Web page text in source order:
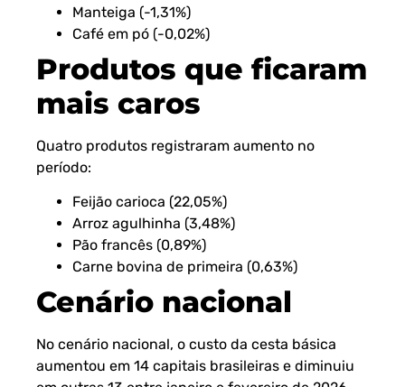
Manteiga (-1,31%)
Café em pó (-0,02%)
Produtos que ficaram
mais caros
Quatro produtos registraram aumento no
período:
Feijão carioca (22,05%)
Arroz agulhinha (3,48%)
Pão francês (0,89%)
Carne bovina de primeira (0,63%)
Cenário nacional
No cenário nacional, o custo da cesta básica
aumentou em 14 capitais brasileiras e diminuiu